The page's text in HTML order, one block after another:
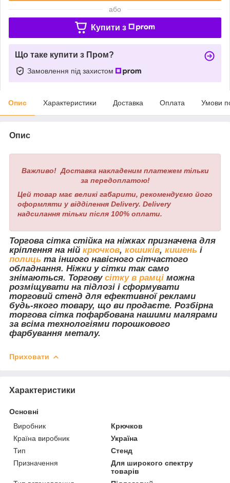
або
Купити з
Що таке купити з Пром?
Замовлення під захистом
Опис Характеристики Доставка Оплата Умови
Опис
Важливо! Доставка накладеним платежем тільки
за передоплатою!
Цей товар має великі габарити, рекомендуємо його
оформляти у відділення Delivery. Delivery
надсилання тільки після 100% оплати.
Торгова сітка стійка на ніжках призначена для
кріплення на ній крючков, кошиків, кишень і
полиць та іншого навісного сітчастого
обладнання. Ніжки у сітки так само
знімаються. Торгову сітку в рамці можна
розміщувати на підлозі і сформувати
торговий стенд для ефективної реклами
будь-якого товару, що ви продаєте. Розбірна
торгова сітка пофарбована нашими малярами
за всіма технологіями порошкового
фарбування металу.
Приховати
Характеристики
Основні
Виробник
Крючков
Країна виробник
Україна
Тип
Стенд
Призначення
Для широкого спектру
товарів